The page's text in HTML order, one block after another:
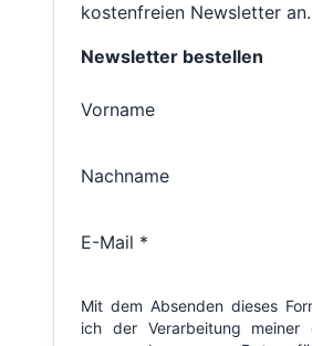
kostenfreien Newsletter an.